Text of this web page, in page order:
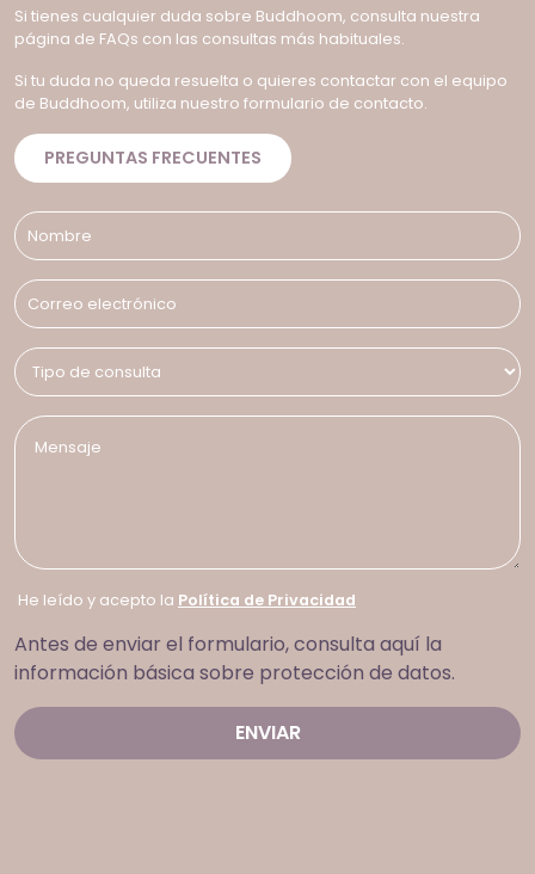
Si tienes cualquier duda sobre Buddhoom, consulta nuestra
página de FAQs con las consultas más habituales.
Si tu duda no queda resuelta o quieres contactar con el equipo
de Buddhoom, utiliza nuestro formulario de contacto.
PREGUNTAS FRECUENTES
He leído y acepto la Política de Privacidad
Antes de enviar el formulario, consulta aquí la
información básica sobre protección de datos.